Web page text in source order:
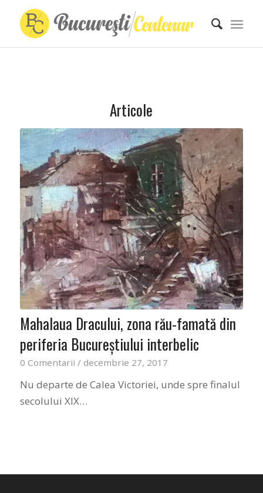
Articole
Mahalaua Dracului, zona rău-famată din
periferia Bucureştiului interbelic
0 Comentarii / decembrie 27, 2017
Nu departe de Calea Victoriei, unde spre finalul
secolului XIX…